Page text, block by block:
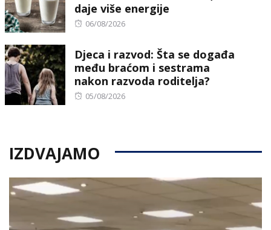
daje više energije
Posted
06/08/2026
Djeca i razvod: Šta se događa
među braćom i sestrama
nakon razvoda roditelja?
Posted
05/08/2026
IZDVAJAMO